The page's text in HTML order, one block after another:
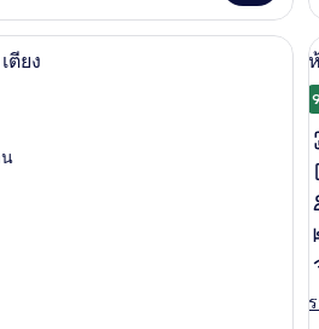
ห้องคลับ, เตียงใหญ่ 2 เตียง | เครื่อง
ตียง
น